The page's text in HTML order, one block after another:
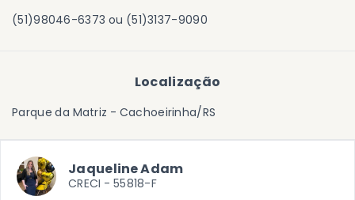
(51)98046-6373 ou (51)3137-9090
Localização
Parque da Matriz - Cachoeirinha/RS
Jaqueline Adam
CRECI - 55818-F